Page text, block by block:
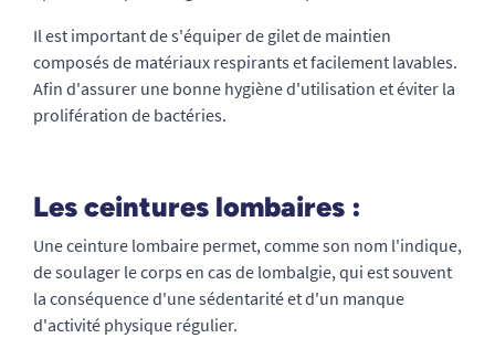
Il est important de s'équiper de gilet de maintien
composés de matériaux respirants et facilement lavables.
Afin d'assurer une bonne hygiène d'utilisation et éviter la
prolifération de bactéries.
Les ceintures lombaires :
Une ceinture lombaire permet, comme son nom l'indique,
de soulager le corps en cas de lombalgie, qui est souvent
la conséquence d'une sédentarité et d'un manque
d'activité physique régulier.